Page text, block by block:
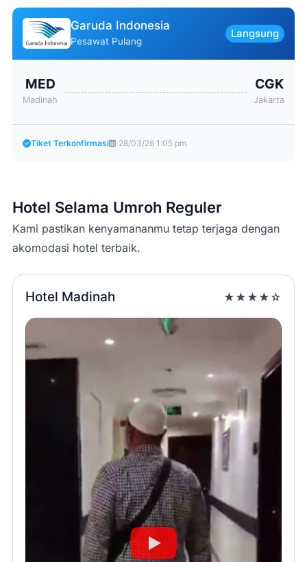
Garuda Indonesia
Pesawat Pulang
Langsung
MED
Madinah
CGK
Jakarta
Tiket Terkonfirmasi 28/03/26 1:05 pm
Hotel Selama Umroh Reguler
Kami pastikan kenyamananmu tetap terjaga dengan
akomodasi hotel terbaik.
Hotel Madinah ★★★★☆